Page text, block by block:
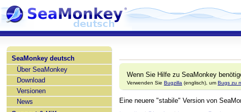
SeaMonkey deutsch
Über SeaMonkey
Download
Versionen
News
Wenn Sie Hilfe zu SeaMonkey
Verwenden Sie Bugzilla (englisch), um Bugs zu
Eine neuere "stabile" Version von